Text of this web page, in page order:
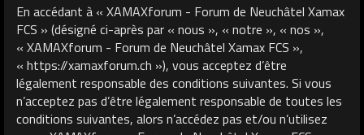
En accédant à « XAMAXforum - Forum de Neuchâtel Xamax
FCS » (désigné ci-après par « nous », « notre », « nos »,
« XAMAXforum - Forum de Neuchâtel Xamax FCS »,
« https://xamaxforum.ch »), vous acceptez d’être
légalement responsable des conditions suivantes. Si vous
n’acceptez pas d’être légalement responsable de toutes les
conditions suivantes, alors n’accédez pas et/ou n’utilisez